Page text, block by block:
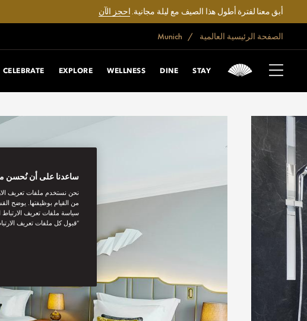
أبق معنا لفترة أطول هذا الصيف مع ليلة مجانية.احجز الآن
الصفحة الرئيسية العالمية
STAY
DINE
WELLNESS
EXPLORE
CELEBRATE
ساعدنا على أن نُحسن
نحن نستخدم ملفات تعريف
من القيام بوظيفتها. يوضح
سياسة ملفات تعريف الارتباط
“قبول كل ملفات تعريف